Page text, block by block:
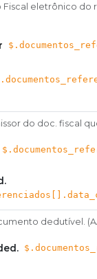
eletrônico do
do doc. fiscal
dedutível.